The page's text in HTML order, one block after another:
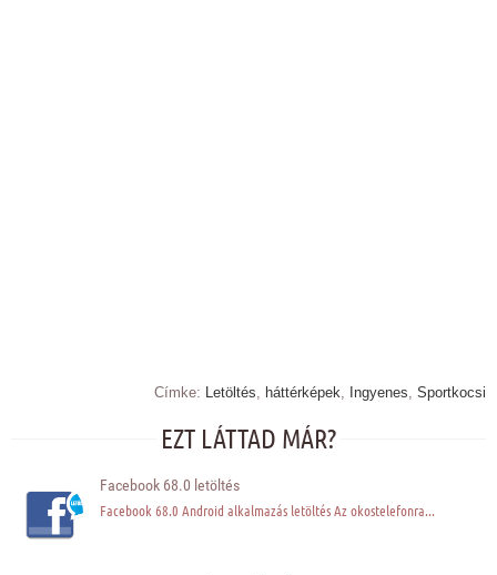
Címke: Letöltés háttérképek Ingyenes Sportkocsi
EZT LÁTTAD MÁR?
Facebook 68.0 letöltés
Facebook 68.0 Android alkalmazás letöltés Az okostelefonra...